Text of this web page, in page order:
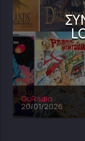
GoRadio
20/01/2026